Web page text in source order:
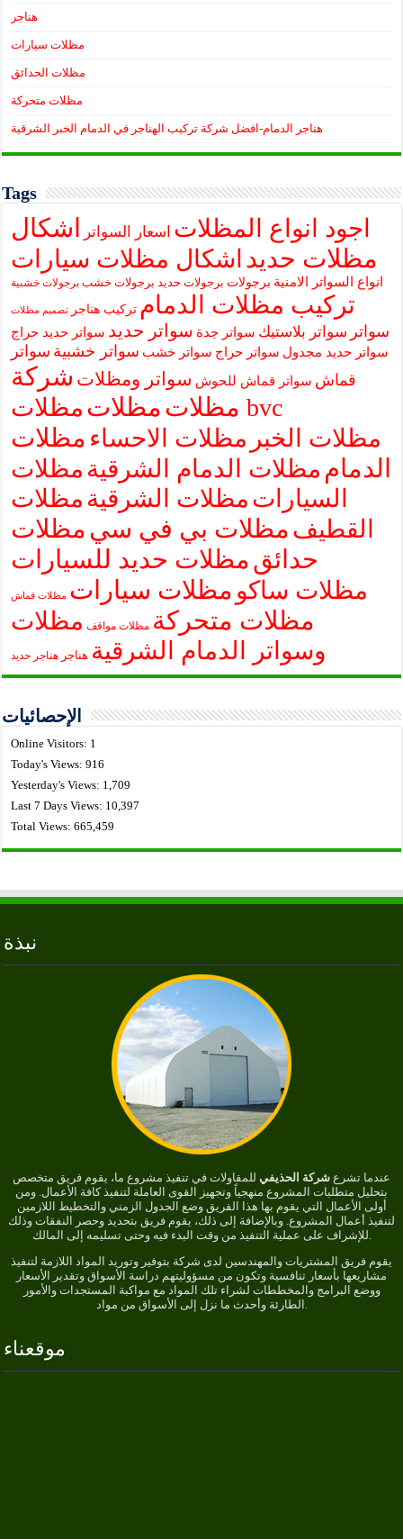
هناجر
مظلات سيارات
مظلات الحدائق
مظلات متحركة
هناجر الدمام-افضل شركة تركيب الهناجر في الدمام الخبر الشرقية
Tags
اجود انواع المظلات اسعار السواتر
اشكال
مظلات حديد اشكال مظلات سيارات
انواع السواتر الامنية برجولات برجولات حديد برجولات خشب برجولات خشبية
تركيب مظلات الدمام تركيب هناجر تصميم مظلات
سواتر سواتر بلاستيك سواتر جدة سواتر حديد سواتر حديد حراج
سواتر حديد مجدول سواتر حراج سواتر خشب سواتر خشبية سواتر
قماش سواتر قماش للحوش سواتر ومظلات شركة
مظلاتمظلات
مظلات bvc
مظلات الخبر مظلات الاحساء مظلات
الدمام مظلات الدمام الشرقية مظلات
السياراتمظلات الشرقية مظلات
القطيفمظلات بي في سيمظلات
حدائقمظلات حديد للسيارات
مظلات ساكو مظلات سيارات مظلات قماش
مظلات متحركة مظلات مواقف مظلات
وسواتر الدمام الشرقية هناجر هناجر حديد
الإحصائيات
Online Visitors: 1
Today's Views:916
Yesterday's Views: 1,709
Last 7 Days Views: 10,397
Total Views:665,459
نبذة
عندما تشرع شركة الحذيفي للمقاولات في تنفيذ مشروع ما، يقوم فريق متخصص
بتحليل متطلبات المشروع منهجياً وتجهيز القوى العاملة لتنفيذ كافة الأعمال. ومن
أولى الأعمال التي يقوم بها هذا الفريق وضع الجدول الزمني والتخطيط اللازمين
لتنفيذ أعمال المشروع. وبالإضافة إلى ذلك، يقوم فريق بتحديد وحصر النفقات وذلك
يقوم فريق المشتريات والمهندسين لدى شركة بتوفير وتوريد المواد اللازمة لتنفيذ
مشاريعها بأسعار تنافسية وتكون من مسؤوليتهم دراسة الأسواق وتقدير الأسعار
ووضع البرامج والمخططات لشراء تلك المواد مع مواكبة المستجدات والأمور
موقعناء